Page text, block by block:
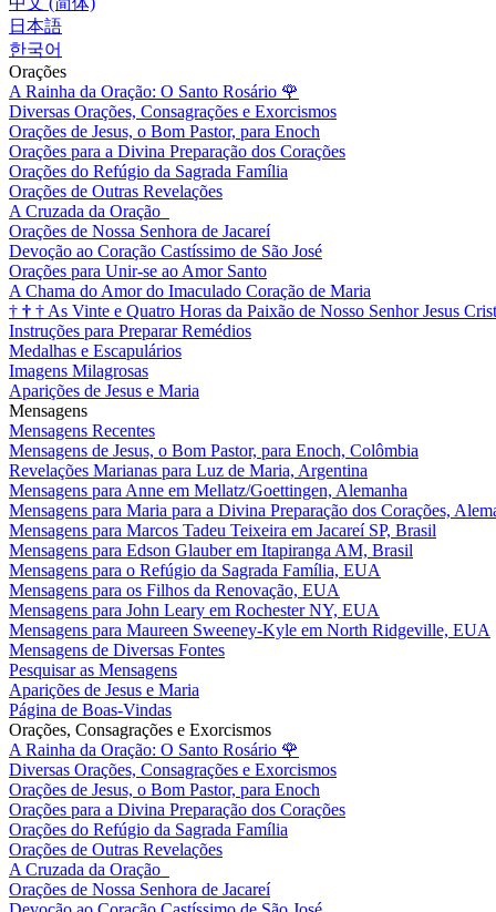
日本語
한국어
Orações
A Rainha da Oração: O Santo Rosário 🌹
Diversas Orações, Consagrações e Exorcismos
Orações de Jesus, o Bom Pastor, para Enoch
Orações para a Divina Preparação dos Corações
Orações do Refúgio da Sagrada Família
Orações de Outras Revelações
A Cruzada da Oração
Orações de Nossa Senhora de Jacareí
Devoção ao Coração Castíssimo de São José
Orações para Unir-se ao Amor Santo
A Chama do Amor do Imaculado Coração de Maria
† † † As Vinte e Quatro Horas da Paixão de Nosso Senhor Jesus
Instruções para Preparar Remédios
Medalhas e Escapulários
Imagens Milagrosas
Aparições de Jesus e Maria
Mensagens
Mensagens Recentes
Mensagens de Jesus, o Bom Pastor, para Enoch, Colômbia
Revelações Marianas para Luz de Maria, Argentina
Mensagens para Anne em Mellatz/Goettingen, Alemanha
Mensagens para Maria para a Divina Preparação dos Corações,
Mensagens para Marcos Tadeu Teixeira em Jacareí SP, Brasil
Mensagens para Edson Glauber em Itapiranga AM, Brasil
Mensagens para o Refúgio da Sagrada Família, EUA
Mensagens para os Filhos da Renovação, EUA
Mensagens para John Leary em Rochester NY, EUA
Mensagens para Maureen Sweeney-Kyle em North Ridgeville, EUA
Mensagens de Diversas Fontes
Pesquisar as Mensagens
Aparições de Jesus e Maria
Página de Boas-Vindas
Orações, Consagrações e Exorcismos
A Rainha da Oração: O Santo Rosário 🌹
Diversas Orações, Consagrações e Exorcismos
Orações de Jesus, o Bom Pastor, para Enoch
Orações para a Divina Preparação dos Corações
Orações do Refúgio da Sagrada Família
Orações de Outras Revelações
A Cruzada da Oração
Orações de Nossa Senhora de Jacareí